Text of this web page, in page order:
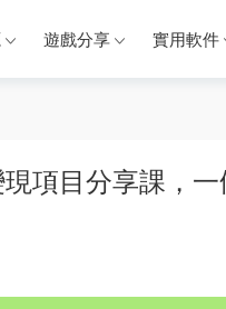
遊戲分享 實用軟件
項目分享課，